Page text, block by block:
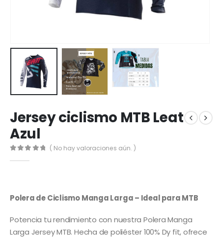
Jersey ciclismo MTB Leat
Azul
( No hay valoraciones aún. )
Polera de Ciclismo Manga Larga – Ideal para MTB
Potencia tu rendimiento con nuestra Polera Manga
Larga Jersey MTB. Hecha de poliéster 100% Dy fit, ofrece